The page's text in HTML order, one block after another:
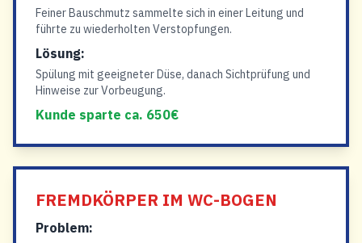
Feiner Bauschmutz sammelte sich in einer Leitung und
führte zu wiederholten Verstopfungen.
Lösung:
Spülung mit geeigneter Düse, danach Sichtprüfung und
Hinweise zur Vorbeugung.
Kunde sparte ca. 650€
FREMDKÖRPER IM WC-BOGEN
Problem: